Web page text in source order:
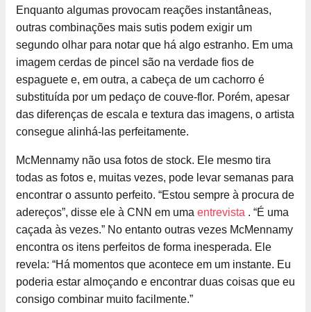
Enquanto algumas provocam reações instantâneas,
outras combinações mais sutis podem exigir um
segundo olhar para notar que há algo estranho. Em uma
imagem cerdas de pincel são na verdade fios de
espaguete e, em outra, a cabeça de um cachorro é
substituída por um pedaço de couve-flor. Porém, apesar
das diferenças de escala e textura das imagens, o artista
consegue alinhá-las perfeitamente.
McMennamy não usa fotos de stock. Ele mesmo tira
todas as fotos e, muitas vezes, pode levar semanas para
encontrar o assunto perfeito. “Estou sempre à procura de
adereços”, disse ele à CNN em uma entrevista . “É uma
caçada às vezes.” No entanto outras vezes McMennamy
encontra os itens perfeitos de forma inesperada. Ele
revela: “Há momentos que acontece em um instante. Eu
poderia estar almoçando e encontrar duas coisas que eu
consigo combinar muito facilmente.”